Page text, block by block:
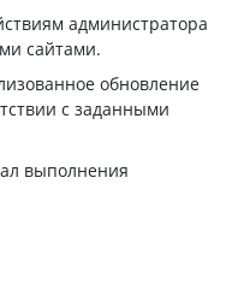
администратора
сайтами.
обновление
с заданными
выполнения